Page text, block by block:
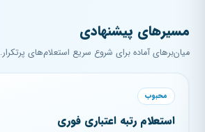
مسیرهای پیشنهادی
میان‌برهای آماده برای شروع سریع استعلام‌های پرتکرار.
محبوب
استعلام رتبه اعتباری فوری